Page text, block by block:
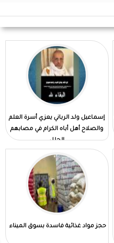
إسماعيل ولد الرباني يعزي أسرة العلم
والصلاح أهل أباه الكرام في مصابهم
الجلل
حجز مواد غذائية فاسدة بسوق الميناء